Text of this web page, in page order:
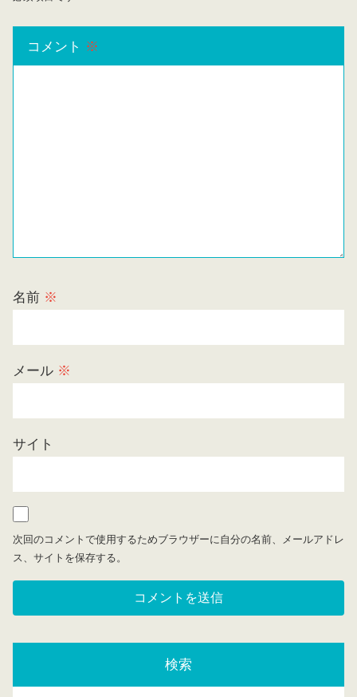
コメント ※
名前 ※
メール ※
サイト
次回のコメントで使用するためブラウザーに自分の名前、メールアドレ
ス、サイトを保存する。
検索